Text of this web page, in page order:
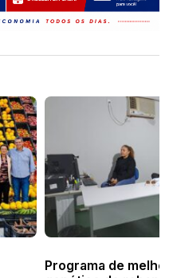
Programa de